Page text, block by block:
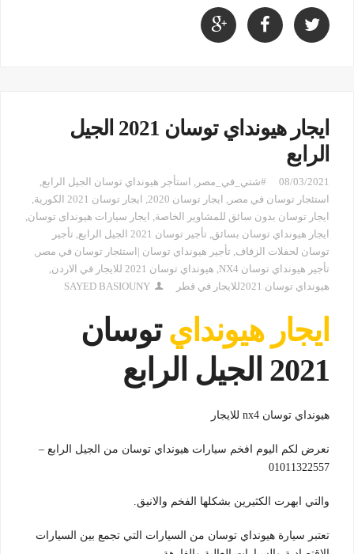
ايجار هيونداي توسان 2021 الجيل
الرابع
08/03/2021 #شتي_في_مصر استأجر هيونداي توسان الجيل الرابع
استئجار توسان في مصر
ايجار توسان 2020 ايجار توسان 2021 الكورية
ايجار توسان بدون سائق للمشاوير الخاصة
ايجار سيارات هيونداى توسان
ايجار هيونداي توسان بسائق تأجير توسان 2021 الجيل الرابع
تأجير
توسان لحفلات الزفاف تأجير هيونداي توسان |استئجار توسان في مصر
تأجير هيونداي توسان NX4
هيونداي توسان 2021 للايجار في الاردن
هيونداي توسان 2021للايجار في قطر
SAYED BASIOUNY
ايجار هيونداي توسان
2021 الجيل الرابع
هيونداي توسان nx4 للايجار
نعرض لكم اليوم افخم سيارات هيونداي توسان من الجيل الرابع –
01011322557
والتي ابهرت الكثيرين بشكلها الفخم والانيق.
تعتبر سيارة هيونداي توسان من السيارات التي تجمع بين السيارات